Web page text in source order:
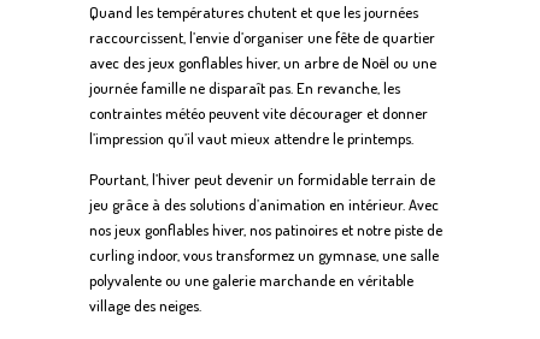
Quand les températures chutent et que les journées
raccourcissent, l’envie d’organiser une fête de quartier
avec des jeux gonflables hiver, un arbre de Noël ou une
journée famille ne disparaît pas. En revanche, les
contraintes météo peuvent vite décourager et donner
l’impression qu’il vaut mieux attendre le printemps.
Pourtant, l’hiver peut devenir un formidable terrain de
jeu grâce à des solutions d’animation en intérieur. Avec
nos jeux gonflables hiver, nos patinoires et notre piste de
curling indoor, vous transformez un gymnase, une salle
polyvalente ou une galerie marchande en véritable
village des neiges.